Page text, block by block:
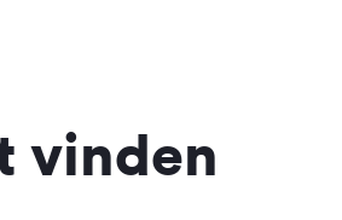
vinden